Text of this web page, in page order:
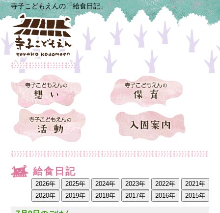
寺子こどもえんの「給食日記」
給食日記